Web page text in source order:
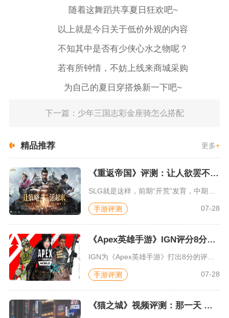
随着这舞蹈共享夏日狂欢吧~
以上就是今日关于低价外观的内容
不知其中是否有少侠心水之物呢？
若有所钟情，不妨上线来商城采购
为自己的夏日穿搭焕新一下吧~
下一篇：少年三国志彩金座骑怎么搭配
精品推荐 更多+
《重返帝国》评测：让人欲罢不能的新一代策略游戏
手游评测 07-28
《Apex英雄手游》IGN评分8分：对游戏未来抱有期待
IGN为《Apex英雄手游》打出8分的评价，测评者认为，《A...
手游评测 07-28
《猫之城》视频评测：那一天 我家的猫变成了猫娘